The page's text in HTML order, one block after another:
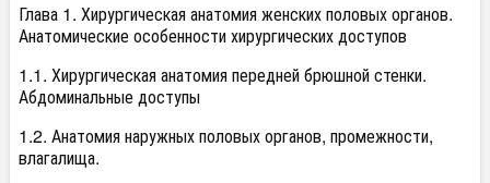
Глава 1. Хирургическая анатомия женских половых органов.
Анатомические особенности хирургических доступов
1.1. Хирургическая анатомия передней брюшной стенки.
Абдоминальные доступы
1.2. Анатомия наружных половых органов, промежности,
влагалища.